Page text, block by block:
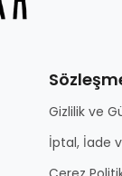
Gizlilik ve
İptal, İade